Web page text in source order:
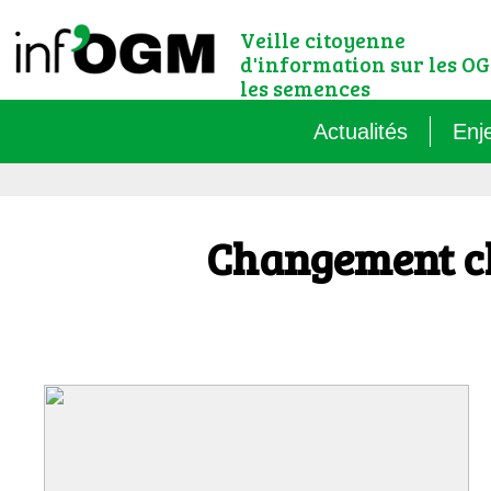
Veille citoyenne
d'information sur les
les semences
Actualités
Changement